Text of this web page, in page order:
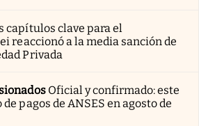
capítulos clave para el
reaccionó a la media sanción de
Privada
Oficial y confirmado: este
pagos de ANSES en agosto de